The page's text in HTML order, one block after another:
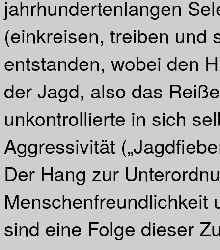
jahrhundertenlangen
(einkreisen, treiben und
entstanden, wobei den
der Jagd, also das
unkontrollierte in sich
Aggressivität
Der Hang zur
Menschenfreundlichkeit
sind eine Folge dieser